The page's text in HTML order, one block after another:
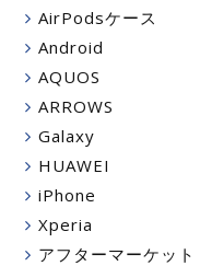
AirPodsケース
Android
AQUOS
ARROWS
Galaxy
HUAWEI
iPhone
Xperia
アフターマーケット